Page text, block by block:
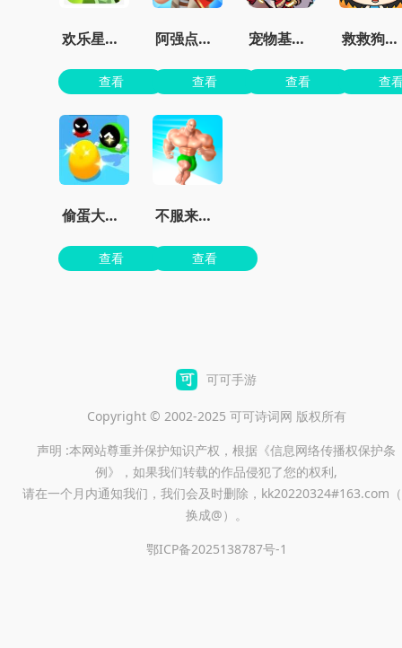
欢乐星星碰最新版
查看
阿强点点消官方版
查看
宠物基地最新版本
查看
救救狗狗蜜蜂
查
偷蛋大作战
查看
不服来战鸭正版
查看
可可手游
Copyright © 2002-2025 可可诗词网 版权所有
声明 :本网站尊重并保护知识产权，根据《信息网络传播权保护条
例》，如果我们转载的作品侵犯了您的权利,
请在一个月内通知我们，我们会及时删除，kk20220324#163.com
换成@）。
鄂ICP备2025138787号-1